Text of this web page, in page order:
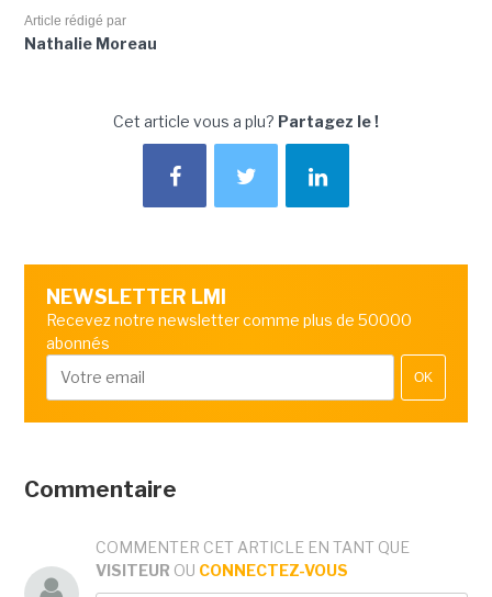
Article rédigé par
Nathalie Moreau
Cet article vous a plu? Partagez le !
NEWSLETTER LMI
Recevez notre newsletter comme plus de 50000
abonnés
OK
Commentaire
COMMENTER CET ARTICLE EN TANT QUE
VISITEUR OU CONNECTEZ-VOUS